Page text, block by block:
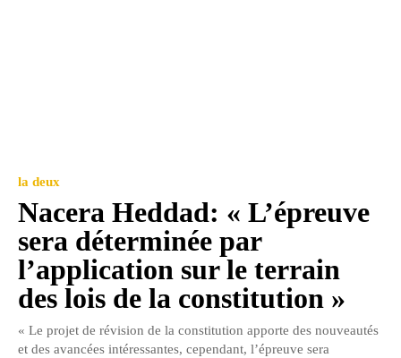
la deux
Nacera Heddad: « L’épreuve
sera déterminée par
l’application sur le terrain
des lois de la constitution »
« Le projet de révision de la constitution apporte des nouveautés
et des avancées intéressantes, cependant, l’épreuve sera